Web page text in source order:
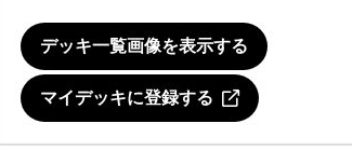
デッキ一覧画像を表示する
マイデッキに登録する